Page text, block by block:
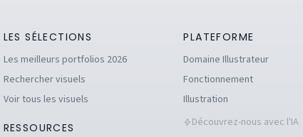
LES SÉLECTIONS
Les meilleurs portfolios 2026
Rechercher visuels
Voir tous les visuels
RESSOURCES
PLATEFORME
Domaine Illustrateur
Fonctionnement
Illustration
Découvrez-nous avec l'IA